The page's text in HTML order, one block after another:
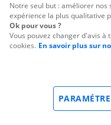
Notre seul but : améliorer nos
expérience la plus qualitative
Ok pour vous ?
Vous pouvez changer d'avis
cookies. En savoir plus sur